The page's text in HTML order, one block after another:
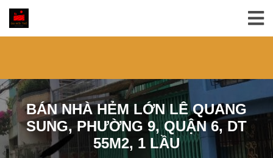
BÁN NHÀ HẺM LỚN LÊ QUANG
SUNG, PHƯỜNG 9, QUẬN 6, DT
55M2, 1 LẦU